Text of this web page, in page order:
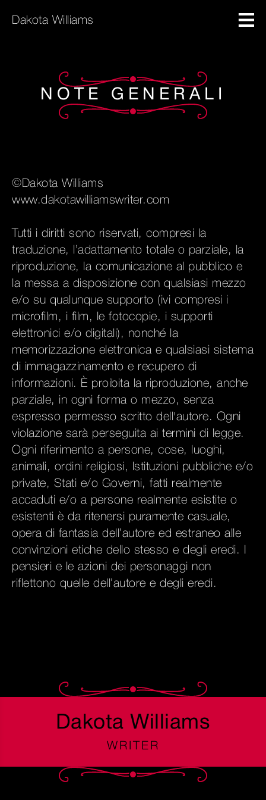
Dakota Williams
NOTE GENERALI
©Dakota Williams
www.dakotawilliamswriter.com
Tutti i diritti sono riservati, compresi la
traduzione, l’adattamento totale o parziale, la
riproduzione, la comunicazione al pubblico e
la messa a disposizione con qualsiasi mezzo
e/o su qualunque supporto (ivi compresi i
microfilm, i film, le fotocopie, i supporti
elettronici e/o digitali), nonché la
memorizzazione elettronica e qualsiasi sistema
di immagazzinamento e recupero di
informazioni. È proibita la riproduzione, anche
parziale, in ogni forma o mezzo, senza
espresso permesso scritto dell'autore. Ogni
violazione sarà perseguita ai termini di legge.
Ogni riferimento a persone, cose, luoghi,
animali, ordini religiosi, Istituzioni pubbliche e/o
private, Stati e/o Governi, fatti realmente
accaduti e/o a persone realmente esistite o
esistenti è da ritenersi puramente casuale,
opera di fantasia dell’autore ed estraneo alle
convinzioni etiche dello stesso e degli eredi. I
pensieri e le azioni dei personaggi non
riflettono quelle dell’autore e degli eredi.
Dakota Williams
WRITER